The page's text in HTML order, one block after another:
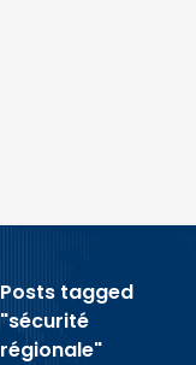
Posts tagged
"sécurité
régionale"